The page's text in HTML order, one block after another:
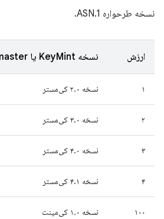
نسخه طرحواره ASN.1.
ارزش نسخه KeyMint یا Keymaster
۱ نسخه ۲.۰ کی‌مستر
۲ نسخه ۳.۰ کی‌مستر
۳ نسخه ۴.۰ کی‌مستر
۴ نسخه ۴.۱ کی‌مستر
۱۰۰ نسخه ۱.۰ کی‌مینت